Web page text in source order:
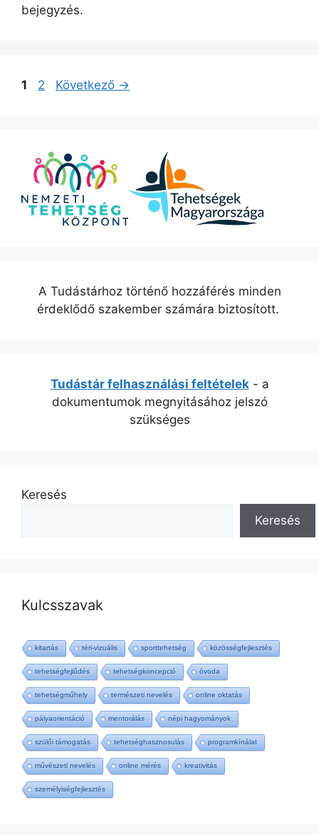
bejegyzés.
Bejegyzés
Oldal
1 Oldal
2 Következő →
A Tudástárhoz történő hozzáférés minden
érdeklődő szakember számára biztosított.
Tudástár felhasználási feltételek- a
dokumentumok megnyitásához jelszó
szükséges
Keresés
Keresés
Kulcsszavak
kitartás téri-vizuális sporttehetség közösségfejlesztés
tehetségfejlődés tehetségkoncepció óvoda
tehetségműhely természeti nevelés online oktatás
pályaorientáció mentorálás népi hagyományok
szülői támogatás tehetséghasznosulás programkínálat
művészeti nevelés online mérés kreativitás
személyiségfejlesztés